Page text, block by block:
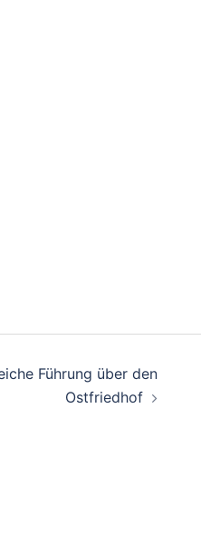
Führung über den
Ostfriedhof